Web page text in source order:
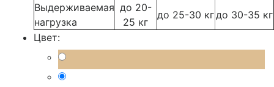
Выдерживаемая
нагрузка
до 20-
25 кг
до 25-30 кгдо 30-35 кг
Цвет: